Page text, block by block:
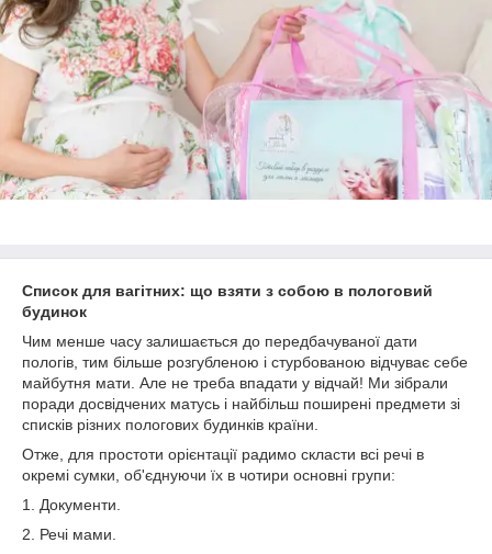
Список для вагітних: що взяти з собою в пологовий
будинок
Чим менше часу залишається до передбачуваної дати
пологів, тим більше розгубленою і стурбованою відчуває себе
майбутня мати. Але не треба впадати у відчай! Ми зібрали
поради досвідчених матусь і найбільш поширені предмети зі
списків різних пологових будинків країни.
Отже, для простоти орієнтації радимо скласти всі речі в
окремі сумки, об'єднуючи їх в чотири основні групи:
1. Документи.
2. Речі мами.